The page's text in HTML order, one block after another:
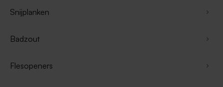
Snijplanken
Badzout
Flesopeners